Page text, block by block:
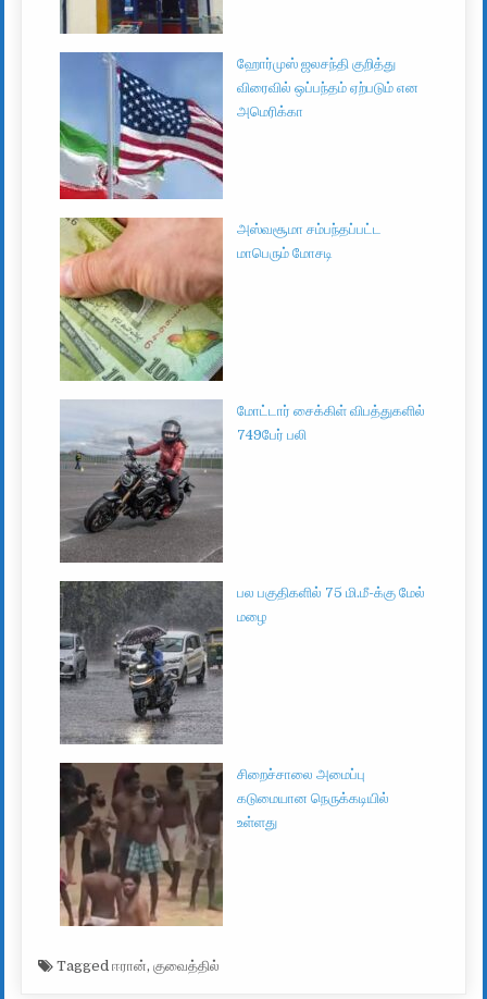
ஹோர்முஸ் ஜலசந்தி குறித்து
விரைவில் ஒப்பந்தம் ஏற்படும் என
அமெரிக்கா
அஸ்வசூமா சம்பந்தப்பட்ட
மாபெரும் மோசடி
மோட்டார் சைக்கிள் விபத்துகளில்
749பேர் பலி
பல பகுதிகளில் 75 மி.மீ-க்கு மேல்
மழை
சிறைச்சாலை அமைப்பு
கடுமையான நெருக்கடியில்
உள்ளது
Taggedஈரான்,குவைத்தில்